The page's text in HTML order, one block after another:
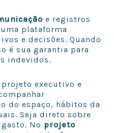
e registros
plataforma
e decisões. Quando
é sua garantia para
indevidos.
executivo e
do espaço, hábitos da
Seja direto sobre
No projeto